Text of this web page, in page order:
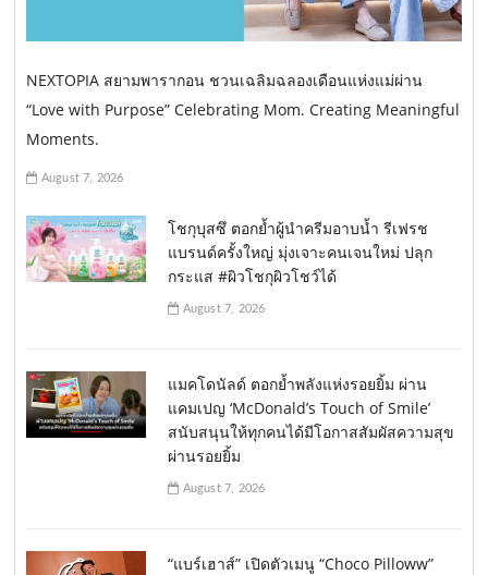
NEXTOPIA สยามพารากอน ชวนเฉลิมฉลองเดือนแห่งแม่ผ่าน
“Love with Purpose” Celebrating Mom. Creating Meaningful
Moments.
August 7, 2026
โชกุบุสซึ ตอกย้ำผู้นำครีมอาบน้ำ รีเฟรช
แบรนด์ครั้งใหญ่ มุ่งเจาะคนเจนใหม่ ปลุก
กระแส #ผิวโชกุผิวโชว์ได้
August 7, 2026
แมคโดนัลด์ ตอกย้ำพลังแห่งรอยยิ้ม ผ่าน
แคมเปญ ‘McDonald’s Touch of Smile’
สนับสนุนให้ทุกคนได้มีโอกาสสัมผัสความสุข
ผ่านรอยยิ้ม
August 7, 2026
“แบร์เฮาส์” เปิดตัวเมนู “Choco Pilloww”